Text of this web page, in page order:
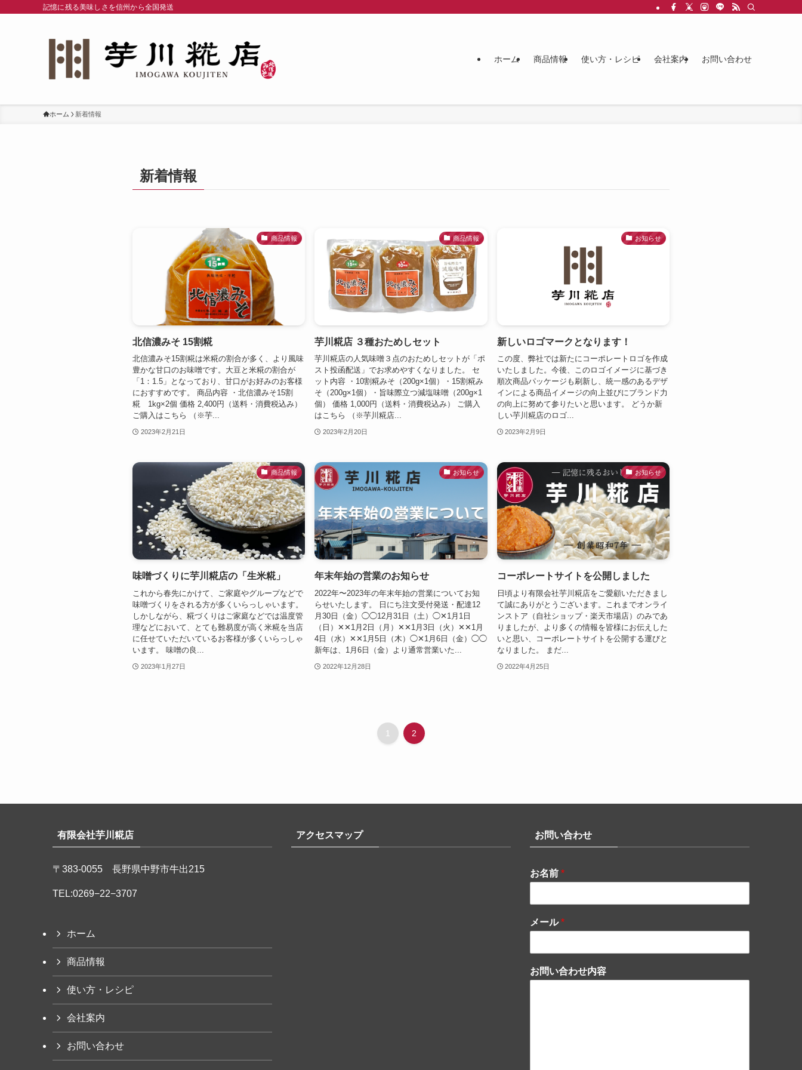
記憶に残る美味しさを信州から全国発送
ホーム 商品情報 使い方・レシピ 会社案内 お問い合わせ
ホーム 新着情報
新着情報
商品情報
北信濃みそ 15割糀
北信濃みそ15割糀は米糀の割合が多く、より風味
豊かな甘口のお味噌です。大豆と米糀の割合が
「1：1.5」となっており、甘口がお好みのお客様
におすすめです。 商品内容 ・北信濃みそ15割
糀 1kg×2個 価格 2,400円（送料・消費税込み）
ご購入はこちら （※芋...
2023年2月21日
商品情報
芋川糀店 ３種おためしセット
芋川糀店の人気味噌３点のおためしセットが「ポ
スト投函配送」でお求めやすくなりました。 セ
ット内容 ・10割糀みそ（200g×1個）・15割糀み
そ（200g×1個）・旨味際立つ減塩味噌（200g×1
個） 価格 1,000円（送料・消費税込み） ご購入
はこちら （※芋川糀店...
2023年2月20日
お知らせ
新しいロゴマークとなります！
この度、弊社では新たにコーポレートロゴを作成
いたしました。今後、このロゴイメージに基づき
順次商品パッケージも刷新し、統一感のあるデザ
インによる商品イメージの向上並びにブランド力
の向上に努めて参りたいと思います。 どうか新
しい芋川糀店のロゴ...
2023年2月9日
商品情報
味噌づくりに芋川糀店の「生米糀」
これから春先にかけて、ご家庭やグループなどで
味噌づくりをされる方が多くいらっしゃいます。
しかしながら、糀づくりはご家庭などでは温度管
理などにおいて、とても難易度が高く米糀を当店
に任せていただいているお客様が多くいらっしゃ
います。 味噌の良...
2023年1月27日
お知らせ
年末年始の営業のお知らせ
2022年〜2023年の年末年始の営業についてお知
らせいたします。 日にち注文受付発送・配達12
月30日（金）◯◯12月31日（土）◯✕1月1日
（日）✕✕1月2日（月）✕✕1月3日（火）✕✕1月
4日（水）✕✕1月5日（木）◯✕1月6日（金）◯◯
新年は、1月6日（金）より通常営業いた...
2022年12月28日
お知らせ
コーポレートサイトを公開しました
日頃より有限会社芋川糀店をご愛顧いただきまし
て誠にありがとうございます。これまでオンライ
ンストア（自社ショップ・楽天市場店）のみであ
りましたが、より多くの情報を皆様にお伝えした
いと思い、コーポレートサイトを公開する運びと
なりました。 まだ...
2022年4月25日
1 2
有限会社芋川糀店
〒383-0055 長野県中野市牛出215
TEL:0269−22−3707
ホーム
商品情報
使い方・レシピ
会社案内
お問い合わせ
アクセスマップ お問い合わせ
お名前 *
メール*
お問い合わせ内容